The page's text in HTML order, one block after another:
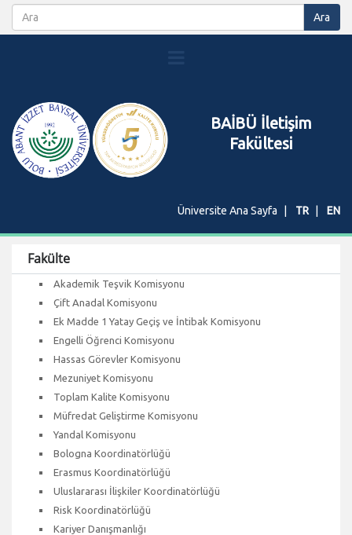
BAİBÜ İletişim
Fakültesi
Üniversite Ana Sayfa TR EN
Fakülte
Akademik Teşvik Komisyonu
Çift Anadal Komisyonu
Ek Madde 1 Yatay Geçiş ve İntibak Komisyonu
Engelli Öğrenci Komisyonu
Hassas Görevler Komisyonu
Mezuniyet Komisyonu
Toplam Kalite Komisyonu
Müfredat Geliştirme Komisyonu
Yandal Komisyonu
Bologna Koordinatörlüğü
Erasmus Koordinatörlüğü
Uluslararası İlişkiler Koordinatörlüğü
Risk Koordinatörlüğü
Kariyer Danışmanlığı